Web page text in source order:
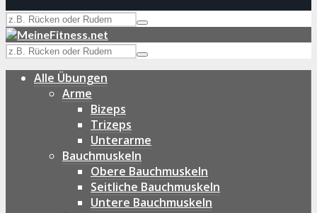
Alle Übungen
Arme
Bizeps
Trizeps
Unterarme
Bauchmuskeln
Obere Bauchmuskeln
Seitliche Bauchmuskeln
Untere Bauchmuskeln